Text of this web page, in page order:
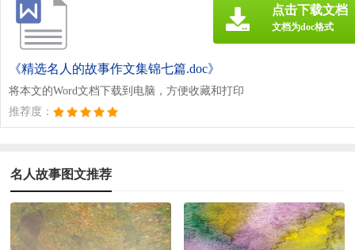
《精选名人的故事作文集锦七篇.doc》
将本文的Word文档下载到电脑，方便收藏和打印
推荐度：
点击下载文档
文档为doc格式
名人故事图文推荐